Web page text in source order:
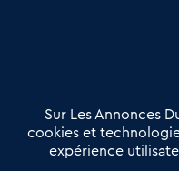
Offres Pro
Actualités
Qui sommes nous ?
Derniers articles
Sur Les Annonces
cookies et
expérience